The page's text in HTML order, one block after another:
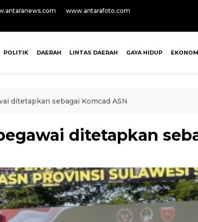
www.antarafoto.com
POLITIK DAERAH LINTAS DAERAH GAYA HIDUP
ditetapkan sebagai Komcad ASN
ditetapkan